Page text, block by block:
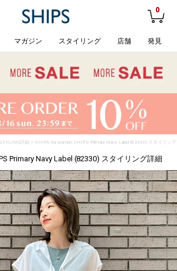
0
マガジン スタイリング 店舗 発見
詳細 > SHIPS for women SHIPS Primary Navy Label (82330) スタイリング
Primary Navy Label (82330) スタイリング詳細